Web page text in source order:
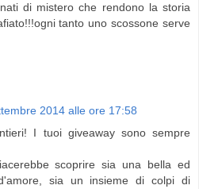
di mistero che rendono la storia
tanto uno scossone serve
2014 alle ore 17:58
I tuoi giveaway sono sempre
scoprire sia una bella ed
sia un insieme di colpi di